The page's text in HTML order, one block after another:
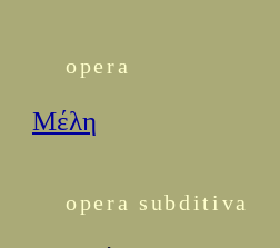
opera
Μέλη
opera subditiva